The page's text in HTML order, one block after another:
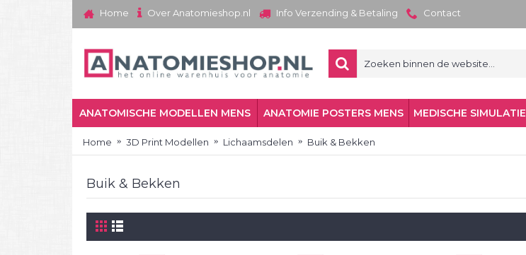
Home Over Anatomieshop.nl Info Verzending & Betaling Contact
ANATOMISCHE MODELLEN MENS ANATOMIE POSTERS MENS MEDISCHE SIMULATIE
Home 3D Print Modellen Lichaamsdelen Buik & Bekken
Buik & Bekken